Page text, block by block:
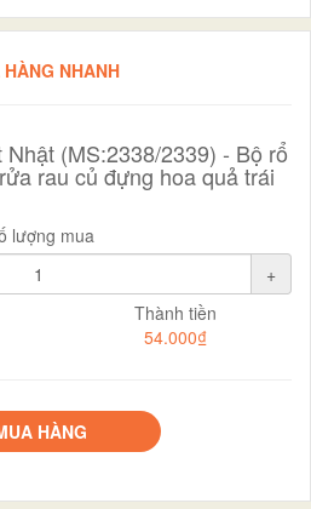
HÀNG NHANH
(MS:2338/2339) - Bộ rổ
rau củ đựng hoa quả trái
lượng mua
+
Thành tiền
54.000₫
HÀNG